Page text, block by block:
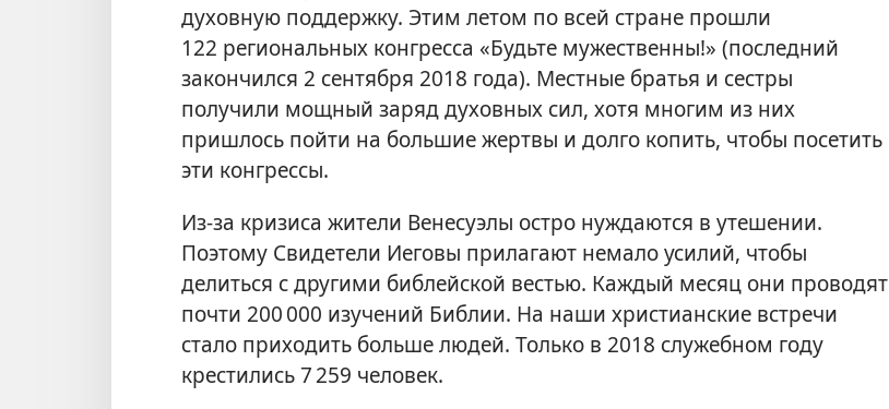
духовную поддержку. Этим летом по всей стране прошли
122 региональных конгресса «Будьте мужественны!» (последний
закончился 2 сентября 2018 года). Местные братья и сестры
получили мощный заряд духовных сил, хотя многим из них
пришлось пойти на большие жертвы и долго копить, чтобы посетить
эти конгрессы.
Из-за кризиса жители Венесуэлы остро нуждаются в утешении.
Поэтому Свидетели Иеговы прилагают немало усилий, чтобы
делиться с другими библейской вестью. Каждый месяц они проводят
почти 200 000 изучений Библии. На наши христианские встречи
стало приходить больше людей. Только в 2018 служебном году
крестились 7 259 человек.